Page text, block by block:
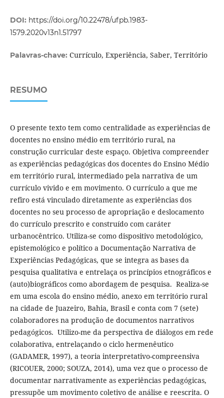
DOI: https://doi.org/10.22478/ufpb.1983-
1579.2020v13n1.51797
Palavras-chave: Currículo, Experiência, Saber, Território
RESUMO
O presente texto tem como centralidade as experiências de
docentes no ensino médio em território rural, na
construção curricular deste espaço. Objetiva compreender
as experiências pedagógicas dos docentes do Ensino Médio
em território rural, intermediado pela narrativa de um
currículo vivido e em movimento. O currículo a que me
refiro está vinculado diretamente as experiências dos
docentes no seu processo de apropriação e deslocamento
do currículo prescrito e construído com caráter
urbanocêntrico. Utiliza-se como dispositivo metodológico,
epistemológico e político a Documentação Narrativa de
Experiências Pedagógicas, que se integra as bases da
pesquisa qualitativa e entrelaça os princípios etnográficos e
(auto)biográficos como abordagem de pesquisa. Realiza-se
em uma escola do ensino médio, anexo em território rural
na cidade de Juazeiro, Bahia, Brasil e conta com 7 (sete)
colaboradores na produção de documentos narrativos
pedagógicos. Utilizo-me da perspectiva de diálogos em rede
colaborativa, entrelaçando o ciclo hermenêutico
(GADAMER, 1997), a teoria interpretativo-compreensiva
(RICOUER, 2000; SOUZA, 2014), uma vez que o processo de
documentar narrativamente as experiências pedagógicas,
pressupõe um movimento coletivo de análise e reescrita. O